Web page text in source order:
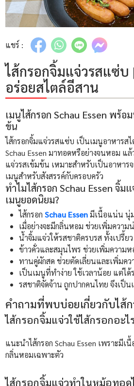
แชร์ :
ไส้กรอกจิ้มแจ่วรสแซ่บ
อร่อยสไตล์อีสาน
เมนูไส้กรอก Schau Essen พร้อ
ข้น
ไส้กรอกจิ้มแจ่วรสแซ่บ เป็นเมนูอาหารส
Schau Essen มาทอดหรือย่างจนหอม แ
แจ่วรสเข้มข้น เหมาะสำหรับเป็นอาหาร
เมนูสำหรับสังสรรค์กับครอบครัว
ทำไมไส้กรอก Schau Essen จิ้ม
เมนูยอดนิยม?
ไส้กรอก Schau Essenมีเนื้อแน่น นุ่
เมื่อย่างจะมีกลิ่นหอม ช่วยเพิ่มความ
น้ำจิ้มแจ่วให้รสชาติครบรส ทั้งเปรี้ย
ข้าวคั่วและสมุนไพร ช่วยเพิ่มความ
ทานคู่ผักสด ช่วยตัดเลี่ยนและเพิ่มค
เป็นเมนูที่ทำง่าย ใช้เวลาน้อย แต่ไ
รสชาติจัดจ้าน ถูกปากคนไทย จึงเป็
คำถามที่พบบ่อยเกี่ยวกับไส้
ไส้กรอกจิ้มแจ่วใช้ไส้กรอกอะไ
แนะนำไส้กรอก Schau Essen เพราะมี
กลิ่นหอมเฉพาะตัว
ไส้กรอกจิ้มแจ่วทำในหม้อทอด